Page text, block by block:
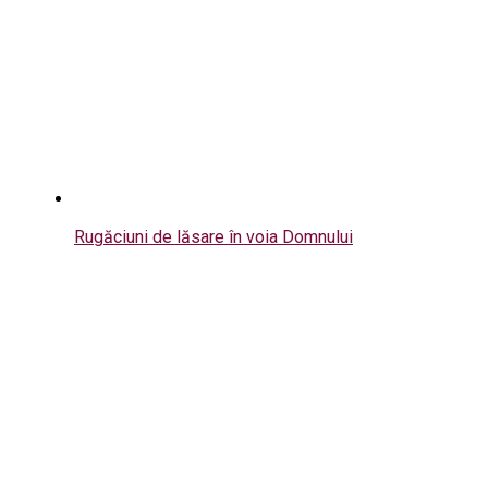
Rugăciuni de lăsare în voia Domnului